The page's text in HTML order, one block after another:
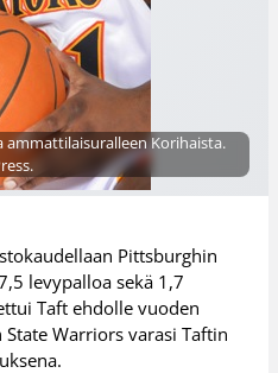
Korihaista.
Pittsburghin
levypalloa sekä 1,7
Taft ehdolle vuoden
Warriors varasi Taftin